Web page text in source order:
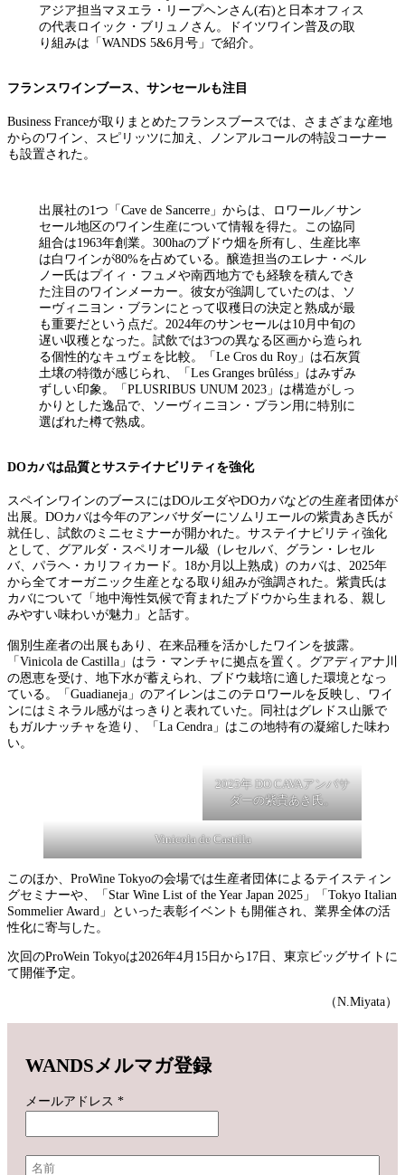
アジア担当マヌエラ・リープヘンさん(右)と日本オフィス
の代表ロイック・ブリュノさん。ドイツワイン普及の取
り組みは「WANDS 5&6月号」で紹介。
フランスワインブース、サンセールも注目
Business Franceが取りまとめたフランスブースでは、さまざまな産地
からのワイン、スピリッツに加え、ノンアルコールの特設コーナー
も設置された。
出展社の1つ「Cave de Sancerre」からは、ロワール／サン
セール地区のワイン生産について情報を得た。この協同
組合は1963年創業。300haのブドウ畑を所有し、生産比率
は白ワインが80%を占めている。醸造担当のエレナ・ベル
ノー氏はプイィ・フュメや南西地方でも経験を積んでき
た注目のワインメーカー。彼女が強調していたのは、ソ
ーヴィニヨン・ブランにとって収穫日の決定と熟成が最
も重要だという点だ。2024年のサンセールは10月中旬の
遅い収穫となった。試飲では3つの異なる区画から造られ
る個性的なキュヴェを比較。「Le Cros du Roy」は石灰質
土壌の特徴が感じられ、「Les Granges brûléss」はみずみ
ずしい印象。「PLUSRIBUS UNUM 2023」は構造がしっ
かりとした逸品で、ソーヴィニヨン・ブラン用に特別に
選ばれた樽で熟成。
DOカバは品質とサステイナビリティを強化
スペインワインのブースにはDOルエダやDOカバなどの生産者団体が
出展。DOカバは今年のアンバサダーにソムリエールの紫貴あき氏が
就任し、試飲のミニセミナーが開かれた。サステイナビリティ強化
として、グアルダ・スペリオール級（レセルバ、グラン・レセル
バ、パラヘ・カリフィカード。18か月以上熟成）のカバは、2025年
から全てオーガニック生産となる取り組みが強調された。紫貴氏は
カバについて「地中海性気候で育まれたブドウから生まれる、親し
みやすい味わいが魅力」と話す。
個別生産者の出展もあり、在来品種を活かしたワインを披露。
「Vinicola de Castilla」はラ・マンチャに拠点を置く。グアディアナ川
の恩恵を受け、地下水が蓄えられ、ブドウ栽培に適した環境となっ
ている。「Guadianeja」のアイレンはこのテロワールを反映し、ワイ
ンにはミネラル感がはっきりと表れていた。同社はグレドス山脈で
もガルナッチャを造り、「La Cendra」はこの地特有の凝縮した味わ
い。
2025年 DO CAVAアンバサ
ダーの紫貴あき氏。
Vinicola de Castilla
このほか、ProWine Tokyoの会場では生産者団体によるテイスティン
グセミナーや、「Star Wine List of the Year Japan 2025」「Tokyo Italian
Sommelier Award」といった表彰イベントも開催され、業界全体の活
性化に寄与した。
次回のProWein Tokyoは2026年4月15日から17日、東京ビッグサイトに
て開催予定。
（N.Miyata）
WANDSメルマガ登録
メールアドレス *